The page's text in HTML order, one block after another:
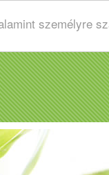
személyre